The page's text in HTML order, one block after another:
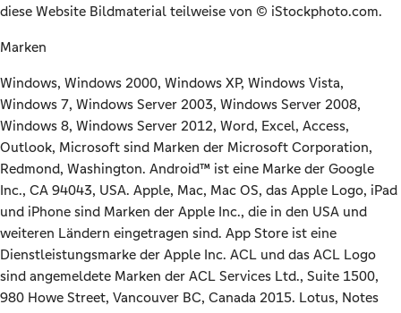
diese Website Bildmaterial teilweise von © iStockphoto.com.
Marken
Windows, Windows 2000, Windows XP, Windows Vista,
Windows 7, Windows Server 2003, Windows Server 2008,
Windows 8, Windows Server 2012, Word, Excel, Access,
Outlook, Microsoft sind Marken der Microsoft Corporation,
Redmond, Washington. Android™ ist eine Marke der Google
Inc., CA 94043, USA. Apple, Mac, Mac OS, das Apple Logo, iPad
und iPhone sind Marken der Apple Inc., die in den USA und
weiteren Ländern eingetragen sind. App Store ist eine
Dienstleistungsmarke der Apple Inc. ACL und das ACL Logo
sind angemeldete Marken der ACL Services Ltd., Suite 1500,
980 Howe Street, Vancouver BC, Canada 2015. Lotus, Notes